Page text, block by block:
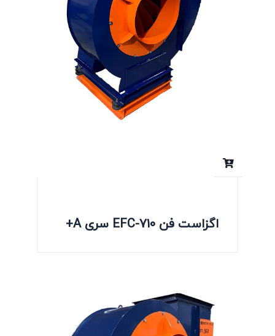
اگزاست فن EFC-710 سری A+